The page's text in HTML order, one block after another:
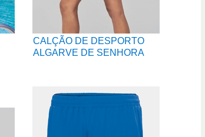
CALÇÃO DE DESPORTO
ALGARVE DE SENHORA